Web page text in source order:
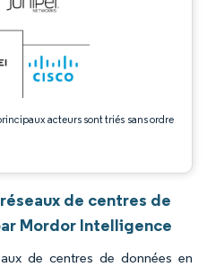
acteurs sont triés sans ordre
de centres de
Mordor Intelligence
de centres de données en